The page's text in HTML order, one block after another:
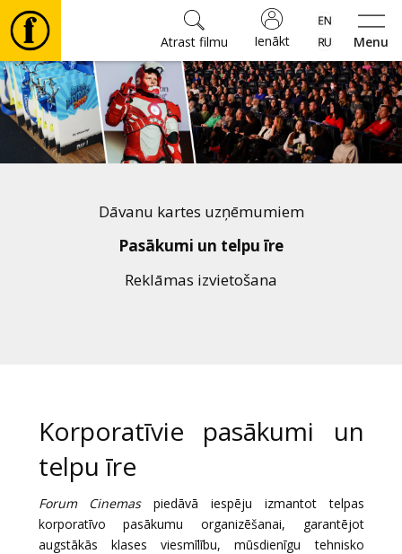
Menu
Ienākt
Atrast filmu
Filmas
🎵
kartes
Uzkodas
B2B
Dāvanu kartes uzņēmumiem
Pasākumi un telpu īre
Reklāmas izvietošana
Korporatīvie pasākumi un
telpu īre
Forum Cinemaspiedāvā iespēju izmantot telpas
korporatīvo pasākumu organizēšanai, garantējot
augstākās klases viesmīlību, mūsdienīgu tehnisko